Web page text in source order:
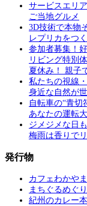
サービスエリ
ご当地グルメ
3D技術で本物
レプリカをつ
参加者募集！
リビング特別
夏休み！ 親子
私たちの視線
身近な自然が
自転車の“青切
あなたの運転
ジメジメな日
梅雨は香りで
発行物
カフェわかや
まちぐるめぐり
紀州のカレー本